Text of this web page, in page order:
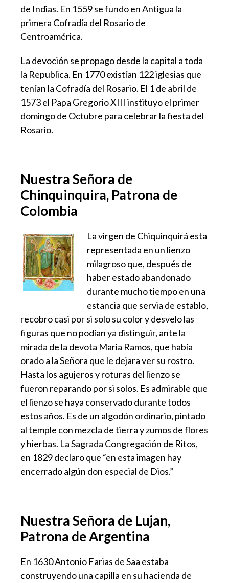
de Indias. En 1559 se fundo en Antigua la
primera Cofradía del Rosario de
Centroamérica.
La devoción se propago desde la capital a toda
la Republica. En 1770 existían 122 iglesias que
tenían la Cofradía del Rosario. El 1 de abril de
1573 el Papa Gregorio XIII instituyo el primer
domingo de Octubre para celebrar la fiesta del
Rosario.
Nuestra Señora de
Chinquinquira, Patrona de
Colombia
La virgen de Chiquinquirá esta
representada en un lienzo
milagroso que, después de
haber estado abandonado
durante mucho tiempo en una
estancia que servia de establo,
recobro casi por si solo su color y desvelo las
figuras que no podían ya distinguir, ante la
mirada de la devota Maria Ramos, que había
orado a la Señora que le dejara ver su rostro.
Hasta los agujeros y roturas del lienzo se
fueron reparando por si solos. Es admirable que
el lienzo se haya conservado durante todos
estos años. Es de un algodón ordinario, pintado
al temple con mezcla de tierra y zumos de flores
y hierbas. La Sagrada Congregación de Ritos,
en 1829 declaro que “en esta imagen hay
encerrado algún don especial de Dios.”
Nuestra Señora de Lujan,
Patrona de Argentina
En 1630 Antonio Farias de Saa estaba
construyendo una capilla en su hacienda de